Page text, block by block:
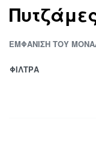
ΕΜΦΆΝΙΣΗ ΤΟΥ
ΦΙΛΤΡΑ